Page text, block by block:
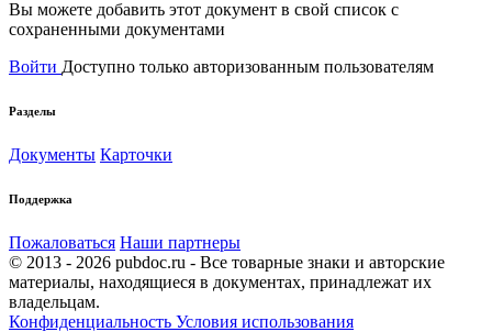
Вы можете добавить этот документ в свой список с
сохраненными документами
Войти Доступно только авторизованным пользователям
Разделы
Документы Карточки
Поддержка
Пожаловаться Наши партнеры
© 2013 - 2026 pubdoc.ru - Все товарные знаки и авторские
материалы, находящиеся в документах, принадлежат их
владельцам.
Конфиденциальность Условия использования